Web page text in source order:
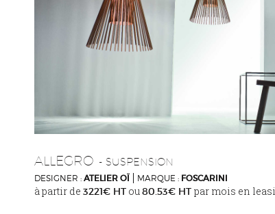
ALLEGRO - SUSPENSION
DESIGNER : ATELIER OÏ MARQUE : FOSCARINI
à partir de 3221€ HT ou 80.53€ HT par mois en